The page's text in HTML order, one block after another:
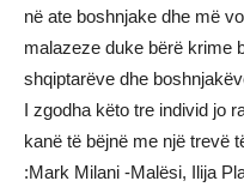
në ate boshnjake dhe më
malazeze duke bërë krime
shqiptarëve dhe
I zgodha këto tre individ jo
kanë të bëjnë me një trevë
:Mark Milani -Malësi, Ilija